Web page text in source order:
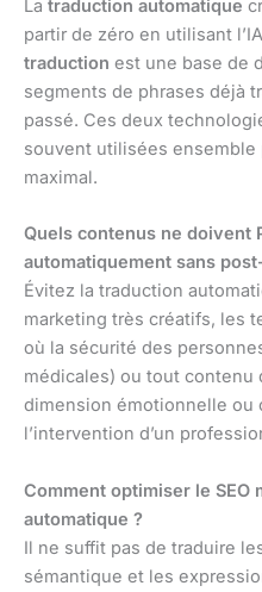
La traduction automatique
partir de zéro en utilisant
traduction est une base de
segments de phrases déjà
passé. Ces deux
souvent utilisées ensemble
maximal.
Quels contenus ne doivent
automatiquement sans
Évitez la traduction
marketing très créatifs, les
où la sécurité des
médicales) ou tout contenu
dimension émotionnelle ou
l’intervention d’un
Comment optimiser le
automatique ?
Il ne suffit pas de traduire
sémantique et les